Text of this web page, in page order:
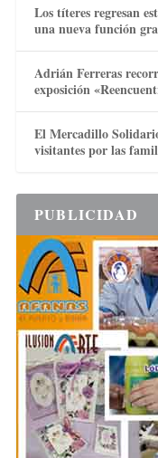
Los títeres regresan
una nueva función
Adrián Ferreras
exposición
El Mercadillo
visitantes por las
PUBLICIDAD